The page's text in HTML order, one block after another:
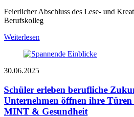
Feierlicher Abschluss des Lese- und
Berufskolleg
Weiterlesen
30.06.2025
Schüler erleben berufliche
Unternehmen öffnen ihre
MINT & Gesundheit